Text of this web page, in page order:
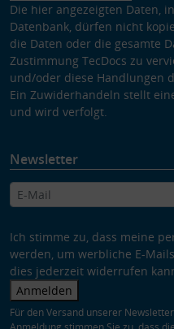
Die hier angezeigten Daten,
Datenbank, dürfen nicht
die Daten oder die gesamte
Zustimmung TecDocs zu
und/oder diese Handlungen
Ein Zuwiderhandeln stellt
und wird verfolgt.
Newsletter
Ich stimme zu, dass meine
werden, um werbliche E-
dies jederzeit widerrufen
Anmelden
Für den Versand unserer